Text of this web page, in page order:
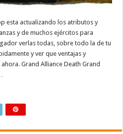
esta actualizando los atributos y
y de muchos ejércitos para
verlas todas, sobre todo la de tu
y ver que ventajas y
Grand Alliance Death Grand